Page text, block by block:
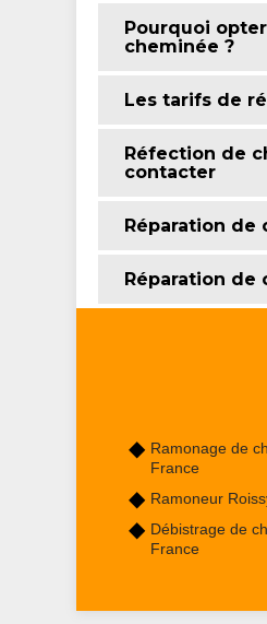
Pourquoi
cheminée ?
Les tarifs de
Réfection de
contacter
Réparation de
Réparation de
Ramonage de
France
Ramoneur
Débistrage de
France